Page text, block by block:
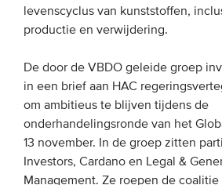
Onze leden
Team
Bestuur
Partners &
WAT WE DOEN
Engagement
levenscyclus van kunststoffen,
productie en verwijdering.
De door de VBDO geleide groep
in een brief aan HAC
om ambitieus te blijven tijdens de
onderhandelingsronde van het
13 november. In de groep zitten
Investors, Cardano en Legal &
Management. Ze roepen de coalitie